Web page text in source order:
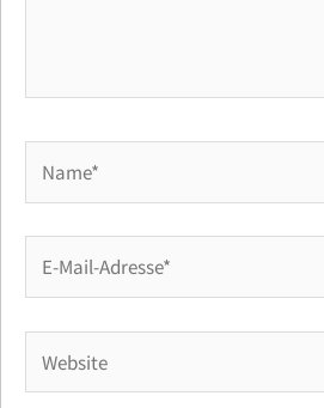
Mail-
Adresse*